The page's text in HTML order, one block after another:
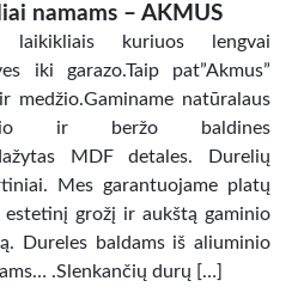
namams – AKMUS
laikikliais kuriuos lengvai
iki garazo.Taip pat”Akmus”
medžio.Gaminame natūralaus
ir beržo baldines
MDF detales. Durelių
Mes garantuojame platų
grožį ir aukštą gaminio
Dureles baldams iš aliuminio
.Slenkančių durų […]